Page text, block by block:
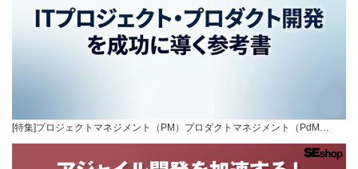
[特集]プロジェクトマネジメント（PM）プロダクトマネジメント（PdM…